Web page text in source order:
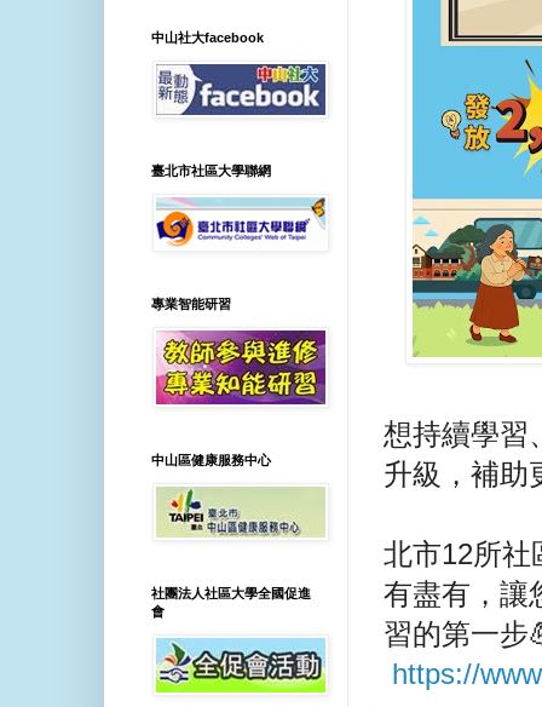
想持續學習
升級，補助
北市12所社
有盡有，讓
習的第一步
https://
中山社大facebook
臺北市社區大學聯網
專業智能研習
中山區健康服務中心
社團法人社區大學全國促進
會